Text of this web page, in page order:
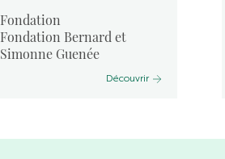
Fondation
Fondation Bernard et
Simonne Guenée
Découvrir